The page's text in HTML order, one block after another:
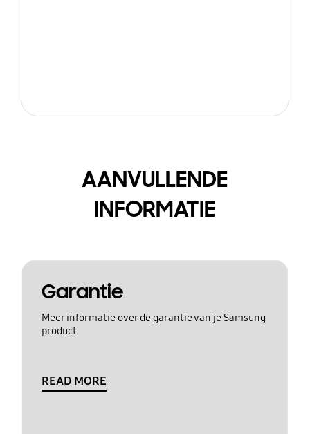
AANVULLENDE
INFORMATIE
Garantie
Meer informatie over de garantie van je Samsung
product
READ MORE